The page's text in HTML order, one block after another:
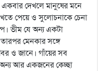
একবার দেখলে মানুষের মনে
পেয়ে ও সুলোচনাকে চেনা
ভীম যে অন্য একটা
তারপর মেনকার সঙ্গে
ও জানে। গাঁয়ের সব
আর একজনের কেচ্ছা